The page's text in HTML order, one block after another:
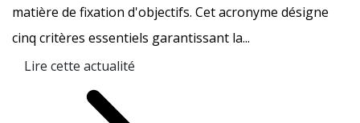
matière de fixation d'objectifs. Cet acronyme désigne
cinq critères essentiels garantissant la...
Lire cette actualité